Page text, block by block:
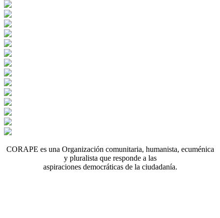
CORAPE es una Organización comunitaria, humanista, ecuménica
y pluralista que responde a las
aspiraciones democráticas de la ciudadanía.